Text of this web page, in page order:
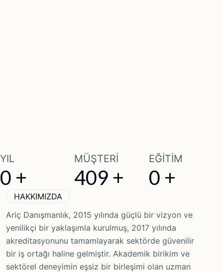
YIL
0 +
MÜŞTERİ
409 +
EĞİTİM
0 +
HAKKIMIZDA
Ariç Danışmanlık, 2015 yılında güçlü bir vizyon ve
yenilikçi bir yaklaşımla kurulmuş, 2017 yılında
akreditasyonunu tamamlayarak sektörde güvenilir
bir iş ortağı haline gelmiştir. Akademik birikim ve
sektörel deneyimin eşsiz bir birleşimi olan uzman